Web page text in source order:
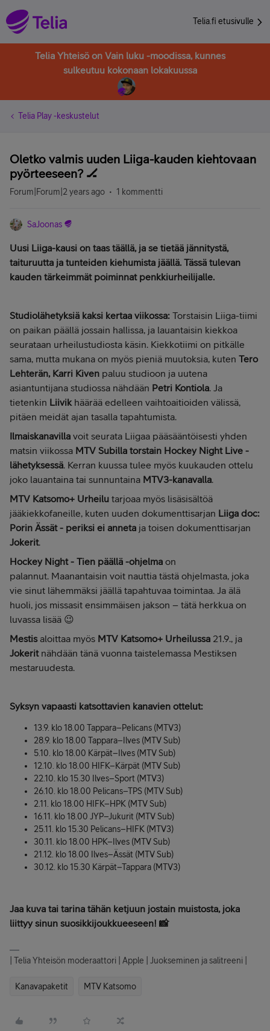
Telia.fi etusivulle
Telia Yhteisö on Vain luku -moodissa, kunnes
sulkeutuu kokonaan lokakuussa
Telia Play -keskustelut
Oletko valmis uuden Liiga-kauden kiehtovaan
pyörteeseen? 🏒
Forum|Forum|2 years ago 1 kommentti
SaJoonas
Uusi Liiga-kausi on taas täällä, ja se tietää jännitystä,
taituruutta ja tunteiden kiehumista jäällä. Tässä tulevan
kauden tärkeimmät poiminnat penkkiurheilijalle.
Studiolähetyksiä kaksi kertaa viikossa: Torstaisin Liiga-tiimi
on paikan päällä jossain hallissa, ja lauantaisin kiekkoa
seurataan urheilustudiosta käsin. Kiekkotiimi on pitkälle
sama, mutta mukana on myös pieniä muutoksia, kuten Tero
Lehterän, Karri Kiven paluu studioon ja uutena
asiantuntijana studiossa nähdään Petri Kontiola. Ja
tietenkin Liivik häärää edelleen vaihtoaitioiden välissä,
pitäen meidät ajan tasalla tapahtumista.
Ilmaiskanavilla voit seurata Liigaa pääsääntöisesti yhden
matsin viikossa MTV Subilla torstain Hockey Night Live -
lähetyksessä. Kerran kuussa tulee myös kuukauden ottelu
joko lauantaina tai sunnuntaina MTV3-kanavalla.
MTV Katsomo+ Urheilu tarjoaa myös lisäsisältöä
jääkiekkofaneille, kuten uuden dokumenttisarjan Liiga doc:
Porin Ässät - periksi ei anneta ja toisen dokumenttisarjan
Jokerit.
Hockey Night - Tien päällä -ohjelma on
palannut. Maanantaisin voit nauttia tästä ohjelmasta, joka
vie sinut lähemmäksi jäällä tapahtuvaa toimintaa. Ja älä
huoli, jos missasit ensimmäisen jakson – tätä herkkua on
luvassa lisää 😉
Mestisaloittaa myös MTV Katsomo+ Urheilussa 21.9., ja
Jokeritnähdään tänä vuonna taistelemassa Mestiksen
mestaruudesta.
Syksyn vapaasti katsottavien kanavien ottelut:
13.9. klo 18.00 Tappara–Pelicans (MTV3)
28.9. klo 18.00 Tappara–Ilves (MTV Sub)
5.10. klo 18.00 Kärpät–Ilves (MTV Sub)
12.10. klo 18.00 HIFK–Kärpät (MTV Sub)
22.10. klo 15.30 Ilves–Sport (MTV3)
26.10. klo 18.00 Pelicans–TPS (MTV Sub)
2.11. klo 18.00 HIFK–HPK (MTV Sub)
16.11. klo 18.00 JYP–Jukurit (MTV Sub)
25.11. klo 15.30 Pelicans–HIFK (MTV3)
30.11. klo 18.00 HPK–Ilves (MTV Sub)
21.12. klo 18.00 Ilves–Ässät (MTV Sub)
30.12. klo 15.30 Kärpät–Tappara (MTV3)
Jaa kuva tai tarina tähän ketjuun jostain muistosta, joka
liittyy sinun suosikkijoukkueeseen! 📸
| Telia Yhteisön moderaattori | Apple | Juokseminen ja salitreeni |
Kanavapaketit MTV Katsomo